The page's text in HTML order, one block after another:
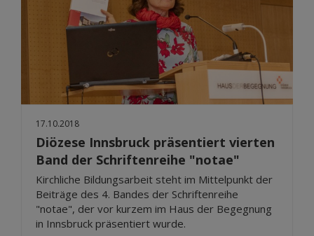
17.10.2018
Diözese Innsbruck präsentiert vierten
Band der Schriftenreihe "notae"
Kirchliche Bildungsarbeit steht im Mittelpunkt der
Beiträge des 4. Bandes der Schriftenreihe
"notae", der vor kurzem im Haus der Begegnung
in Innsbruck präsentiert wurde.